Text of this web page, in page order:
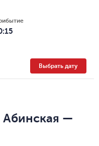
Выбрать дату
Абинская —